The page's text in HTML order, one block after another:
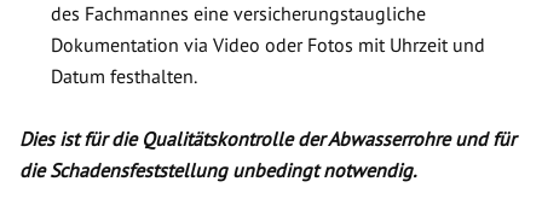
des Fachmannes eine versicherungstaugliche
Dokumentation via Video oder Fotos mit Uhrzeit und
Datum festhalten.
Dies ist für die Qualitätskontrolle der Abwasserrohre und für
die Schadensfeststellung unbedingt notwendig.